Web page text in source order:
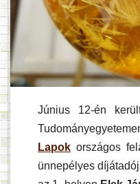
Június 12-én
Lapok országos
ünnepélyes